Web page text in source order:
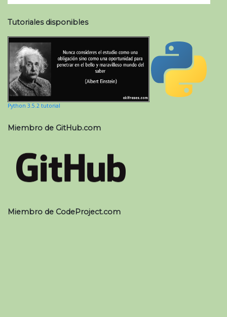
Tutoriales disponibles
Python 3.5.2 tutorial
Miembro de GitHub.com
Miembro de CodeProject.com